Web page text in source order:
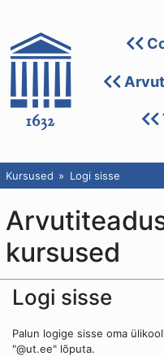
Kursused Logi sisse
kursused
Logi sisse
Palun logige sisse oma
"@ut.ee" lõputa.